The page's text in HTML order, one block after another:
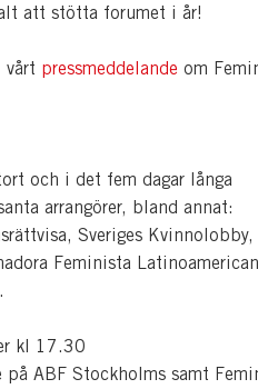
att stötta forumet i år!
vårt pressmeddelande om
och i det fem dagar långa
arrangörer, bland annat:
Sveriges Kvinnolobby,
Feminista
kl 17.30
ABF Stockholms samt